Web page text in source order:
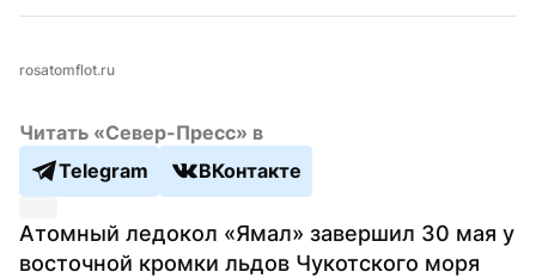
rosatomflot.ru
Читать «Север-Пресс» в
Telegram
ВКонтакте
Атомный ледокол «Ямал» завершил 30 мая у
восточной кромки льдов Чукотского моря